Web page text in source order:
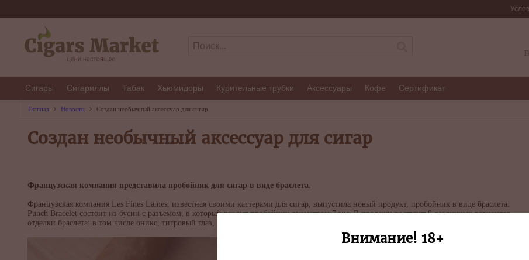
Сигары Сигариллы Табак Хьюмидоры Курительные трубки Аксессуары Кофе Сертификат
Главная Новости Создан необычный аксессуар для сигар
Создан необычный аксессуар для сигар
Французская компания представила пробойник для сигар в виде браслета.
Французская компания Les Fines Lames, известная своими каттерами для сигар, выпустила новый продукт, пробойник в виде браслета.
Punch Bracelet состоит из бусин с разъемом, в который входит пробойник диаметром 7 мм. В продажу поступят 8 различных вариантов
отделки браслета: в том числе оникс, тигровый глаз, магнезит, лава, змеевик, красная яшма, бирюза, содалит.
Внимание! 18+